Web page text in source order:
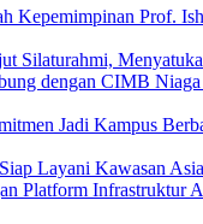
Silaturahmi,
Platform Infrastruktur